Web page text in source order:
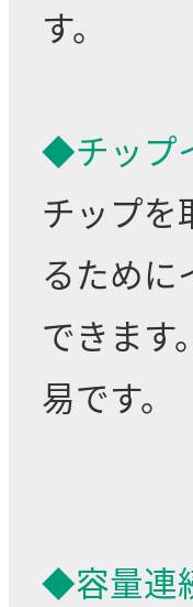
す。
◆チップ
チップを
るために
できます
易です。
◆容量連